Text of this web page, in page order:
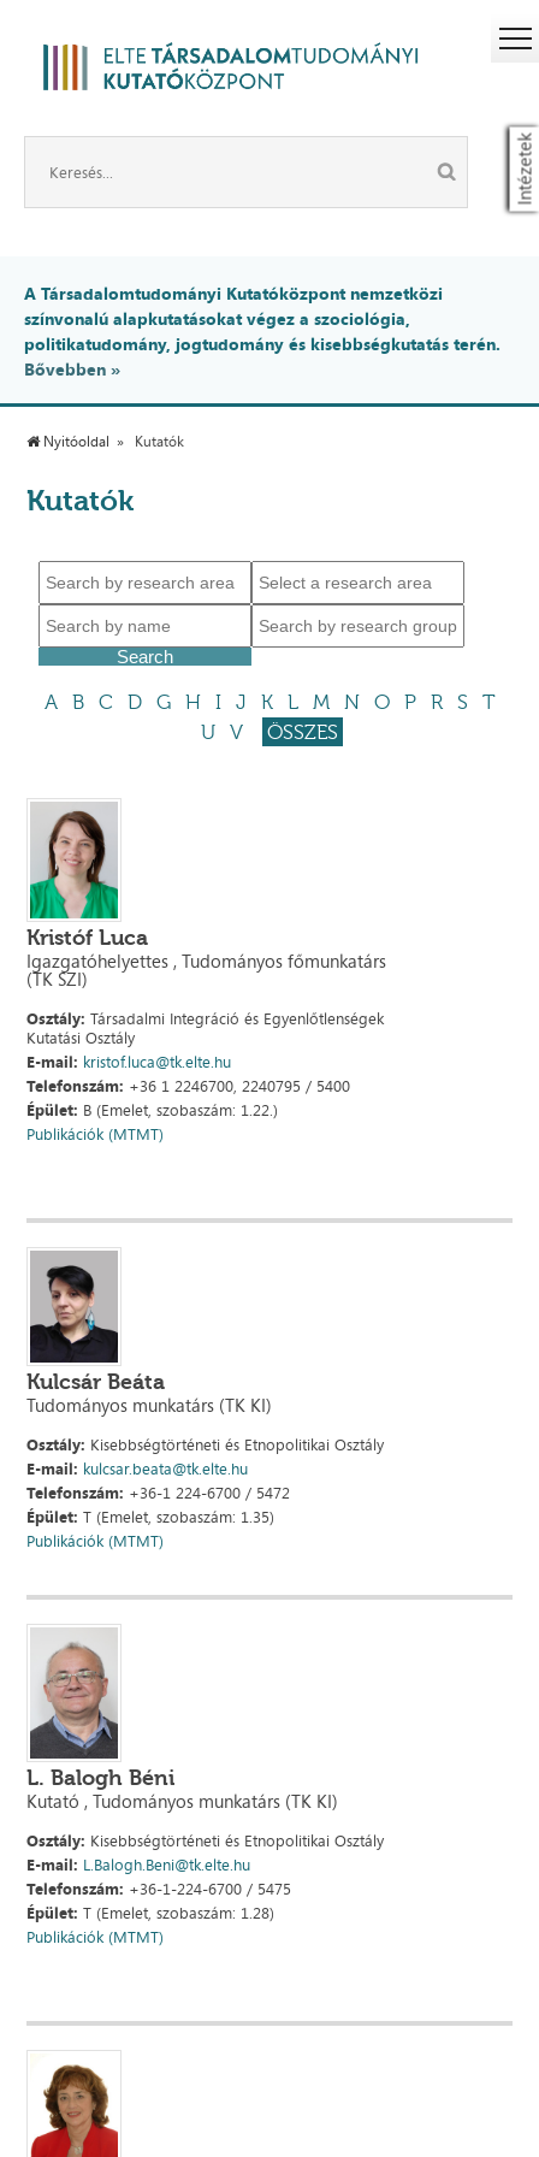
Intézetek
A Társadalomtudományi Kutatóközpont nemzetközi
színvonalú alapkutatásokat végez a szociológia,
politikatudomány, jogtudomány és kisebbségkutatás terén.
Bővebben »
Nyitóoldal Kutatók
Kutatók
A B C D G H I J K L M N O P R S
T
U V ÖSSZES
Kristóf Luca
Igazgatóhelyettes , Tudományos főmunkatárs
(TK SZI)
Osztály: Társadalmi Integráció és Egyenlőtlenségek
Kutatási Osztály
E-mail: kristof.luca@tk.elte.hu
Telefonszám: +36 1 2246700, 2240795 / 5400
Épület: B (Emelet, szobaszám: 1.22.)
Publikációk (MTMT)
Kulcsár Beáta
Tudományos munkatárs (TK KI)
Osztály: Kisebbségtörténeti és Etnopolitikai Osztály
E-mail: kulcsar.beata@tk.elte.hu
Telefonszám: +36-1 224-6700 / 5472
Épület: T (Emelet, szobaszám: 1.35)
Publikációk (MTMT)
L. Balogh Béni
Kutató , Tudományos munkatárs (TK KI)
Osztály: Kisebbségtörténeti és Etnopolitikai Osztály
E-mail: L.Balogh.Beni@tk.elte.hu
Telefonszám: +36-1-224-6700 / 5475
Épület: T (Emelet, szobaszám: 1.28)
Publikációk (MTMT)